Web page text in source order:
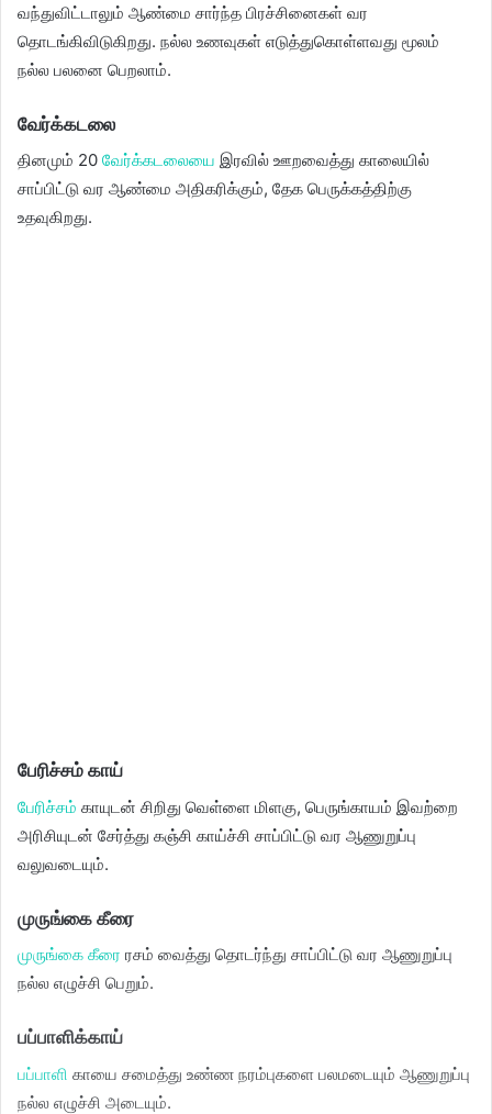
வந்துவிட்டாலும் ஆண்மை சார்ந்த பிரச்சினைகள் வர
தொடங்கிவிடுகிறது. நல்ல உணவுகள் எடுத்துகொள்ளவது மூலம்
நல்ல பலனை பெறலாம்.
வேர்க்கடலை
தினமும் 20 வேர்க்கடலையை இரவில் ஊறவைத்து காலையில்
சாப்பிட்டு வர ஆண்மை அதிகரிக்கும், தேக பெருக்கத்திற்கு
உதவுகிறது.
பேரிச்சம் காய்
பேரிச்சம் காயுடன் சிறிது வெள்ளை மிளகு, பெருங்காயம் இவற்றை
அரிசியுடன் சேர்த்து கஞ்சி காய்ச்சி சாப்பிட்டு வர ஆணுறுப்பு
வலுவடையும்.
முருங்கை கீரை
முருங்கை கீரை ரசம் வைத்து தொடர்ந்து சாப்பிட்டு வர ஆணுறுப்பு
நல்ல எழுச்சி பெறும்.
பப்பாளிக்காய்
பப்பாளி காயை சமைத்து உண்ண நரம்புகளை பலமடையும் ஆணுறுப்பு
நல்ல எழுச்சி அடையும்.